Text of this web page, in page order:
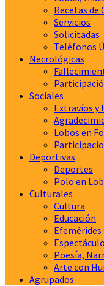
Recetas de
Servicios
Solicitadas
Teléfonos
Necrológicas
Sociales
Extravíos y
Lobos en
Deportivas
Deportes
Polo en
Culturales
Cultura
Educación
Poesía,
Arte con
Agrupados